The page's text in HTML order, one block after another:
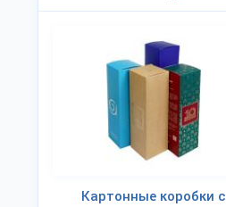
Картонные коробки с